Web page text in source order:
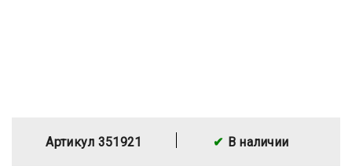
Артикул 351921 В наличии